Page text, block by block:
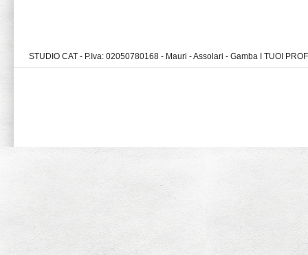
STUDIO CAT - P.Iva: 02050780168 - Mauri - Assolari - Gamba I TUOI